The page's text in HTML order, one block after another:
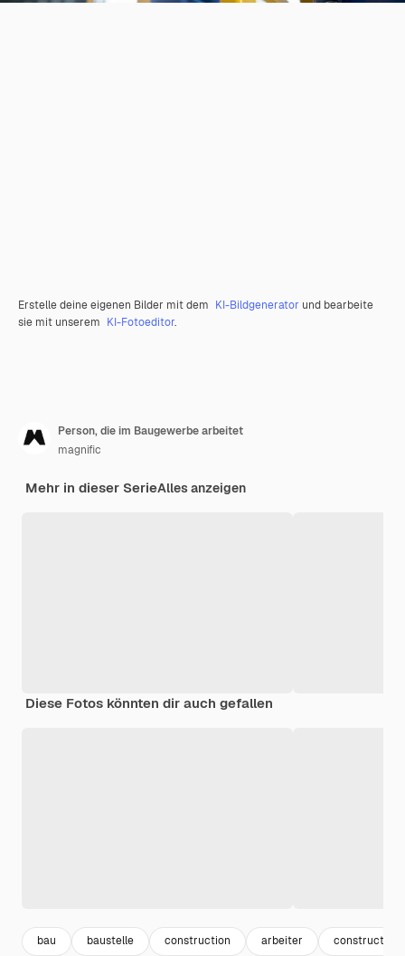
Erstelle deine eigenen Bilder mit dem KI-Bildgenerator und bearbeite
sie mit unserem KI-Fotoeditor.
Person, die im Baugewerbe arbeitet
magnific
Mehr in dieser SerieAlles anzeigen
Diese Fotos könnten dir auch gefallen
bau baustelle construction arbeiter construction